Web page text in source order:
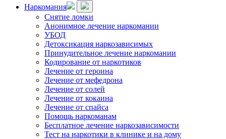
Наркомания
Снятие ломки
Анонимное лечение наркомании
УБОД
Детоксикация наркозависимых
Принудительное лечение наркомании
Кодирование от наркотиков
Лечение от героина
Лечение от мефедрона
Лечение от солей
Лечение от кокаина
Лечение от спайса
Помощь наркоманам
Бесплатное лечение наркозависимости
Тест на наркотики в клинике и на дому